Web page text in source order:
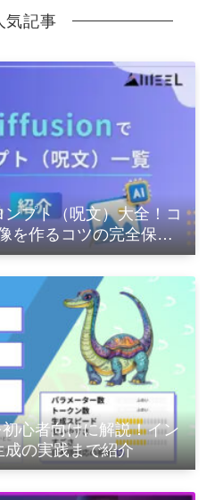
気記事
プト（呪文）大全！コ
を作るコツの完全保存
心者向けに解説！イン
の実践まで紹介